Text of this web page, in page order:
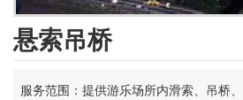
悬索吊桥
服务范围：提供游乐场所内滑索、吊桥